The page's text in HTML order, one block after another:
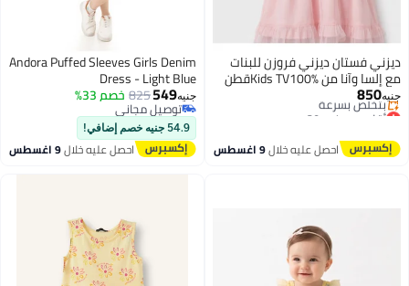
ديزني فستان ديزني فروزن للبنات
مع إلسا وآنا من Kids TV100%قطن
جنيه850
أقل سعر في 30 يوم
توصيل مجاني
بتخلّص بسرعة
أقل سعر في 30 يوماحصل عليه خلال9 اغسطس
3
Andora Puffed Sleeves Girls Denim
Dress - Light Blue
جنيه549
825 خصم 33%
توصيل مجاني
توصيل مجاني
54.9 جنيه خصم إضافي!
احصل عليه خلال9 اغسطس